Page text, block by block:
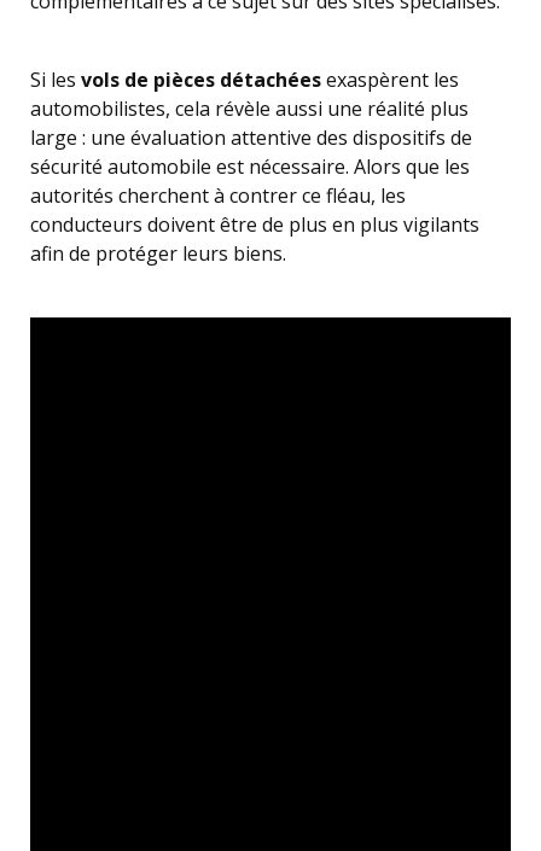
Si les vols de pièces détachéesexaspèrent les
automobilistes, cela révèle aussi une réalité plus
large : une évaluation attentive des dispositifs de
sécurité automobile est nécessaire. Alors que les
autorités cherchent à contrer ce fléau, les
conducteurs doivent être de plus en plus vigilants
afin de protéger leurs biens.